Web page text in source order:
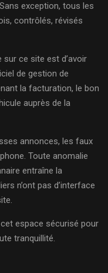
exception, tous les
contrôlés, révisés
sur ce site est d’avoir
de gestion de
la facturation, le bon
auprès de la
annonces, les faux
Toute anomalie
entraîne la
n’ont pas d’interface
espace sécurisé pour
tranquillité.